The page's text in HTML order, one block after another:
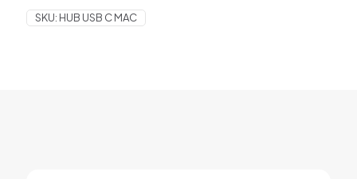
C
HubSKU: HUB USB C MAC